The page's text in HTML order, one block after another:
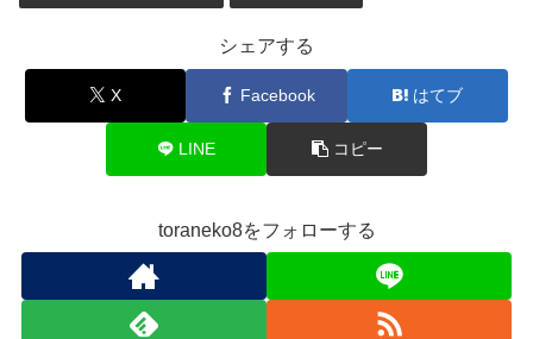
シェアする
X Facebook はてブ
LINE コピー
toraneko8をフォローする